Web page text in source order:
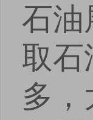
石
取
多